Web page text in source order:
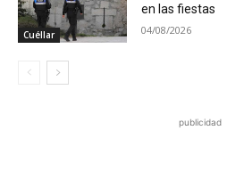
Cuéllar
en las fiestas
04/08/2026
publicidad